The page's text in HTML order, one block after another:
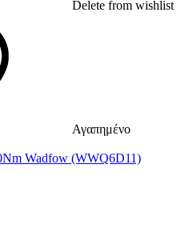
Delete from wishlist
Αγαπημένο
Wadfow (WWQ6D11)